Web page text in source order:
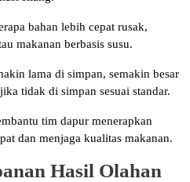
bahan lebih cepat rusak,
makanan berbasis susu.
lama di simpan, semakin besar
tidak di simpan sesuai standar.
tim dapur menerapkan
dan menjaga kualitas makanan.
Hasil Olahan